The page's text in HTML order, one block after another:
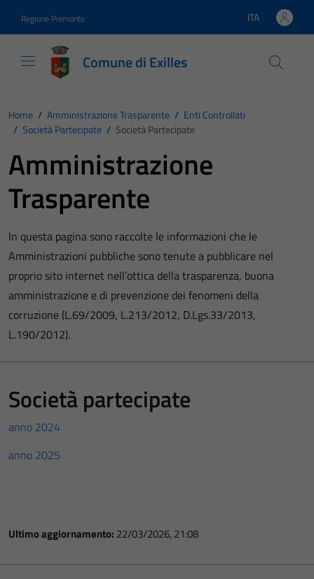
Regione Piemonte Lingua attiva:
ITA
Comune di Exilles
Home / Amministrazione Trasparente / Enti Controllati
/ Società Partecipate / Società Partecipate
Amministrazione
Trasparente
In questa pagina sono raccolte le informazioni che le
Amministrazioni pubbliche sono tenute a pubblicare nel
proprio sito internet nell’ottica della trasparenza, buona
amministrazione e di prevenzione dei fenomeni della
corruzione (L.69/2009, L.213/2012, D.Lgs.33/2013,
L.190/2012).
Società partecipate
anno 2024
anno 2025
Ultimo aggiornamento: 22/03/2026, 21:08